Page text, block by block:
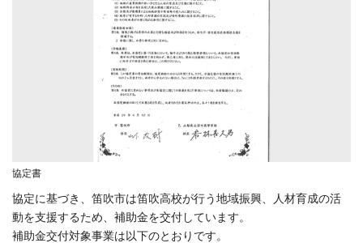
協定書
協定に基づき、笛吹市は笛吹高校が行う地域振興、人材育成の活
動を支援するため、補助金を交付しています。
補助金交付対象事業は以下のとおりです。